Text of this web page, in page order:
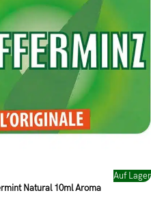
Auf Lager
Natural 10ml Aroma